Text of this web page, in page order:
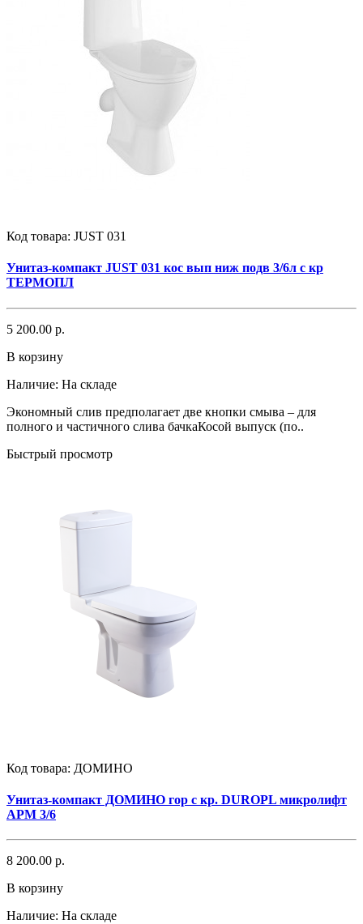
Код товара: JUST 031
Унитаз-компакт JUST 031 кос вып ниж подв 3/6л с кр
ТЕРМОПЛ
5 200.00 р.
В корзину
Наличие: На складе
Экономный слив предполагает две кнопки смыва – для
полного и частичного слива бачкаКосой выпуск (по..
Быстрый просмотр
Код товара: ДОМИНО
Унитаз-компакт ДОМИНО гор с кр. DUROPL микролифт
АРМ 3/6
8 200.00 р.
В корзину
Наличие: На складе